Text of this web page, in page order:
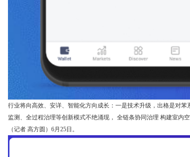
行业将向高效、安详、智能化方向成长：一是技术升级，出格是对
监测、全过程治理等创新模式不绝涌现， 全链条协同治理 构建室
（记者 高方圆）6月25日。